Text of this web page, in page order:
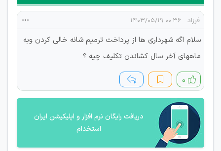
فرزاد ۰۰:۳۶ ۱۴۰۳/۰۵/۱۹
سلام اگه شهرداری ها از پرداخت ترمیم شانه خالی کردن وبه
ماههای آخر سال کشاندن تکلیف چیه ؟
۰
دریافت رایگان نرم افزار و اپلیکیشن ایران
استخدام